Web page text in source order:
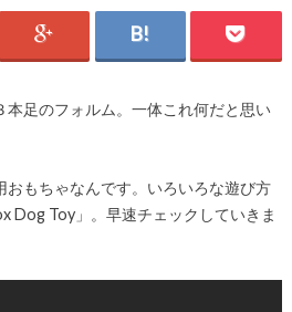
本足のフォルム。一体これ何だと思い
おもちゃなんです。いろいろな遊び方
Dog Toy」。早速チェックしていきま